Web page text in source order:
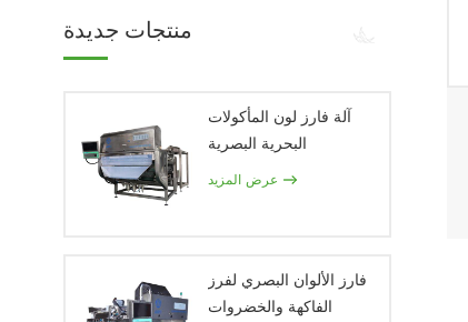
منتجات جديدة
آلة فارز لون المأكولات
البحرية البصرية
عرض المزيد
فارز الألوان البصري لفرز
الفاكهة والخضروات